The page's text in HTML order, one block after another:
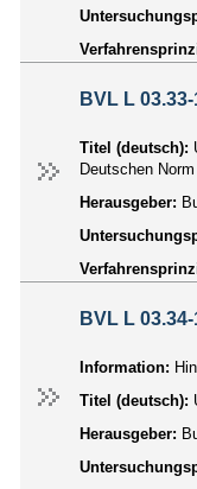
BVL L 03.33-
Titel (deutsch):
Deutschen
Herausgeber:
BVL L 03.34-
Information:
Titel (deutsch):
Herausgeber: